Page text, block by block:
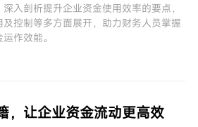
入剖析提升企业资金使用效率的要点，
控制等多方面展开，助力财务人员掌握
作效能。
，让企业资金流动更高效